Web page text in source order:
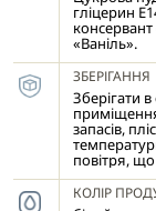
джему,
щільного
гліцерин
«Ваніль».
ЗБЕРІГАННЯ
Зберігати
запасів,
повітря,
КОЛІР